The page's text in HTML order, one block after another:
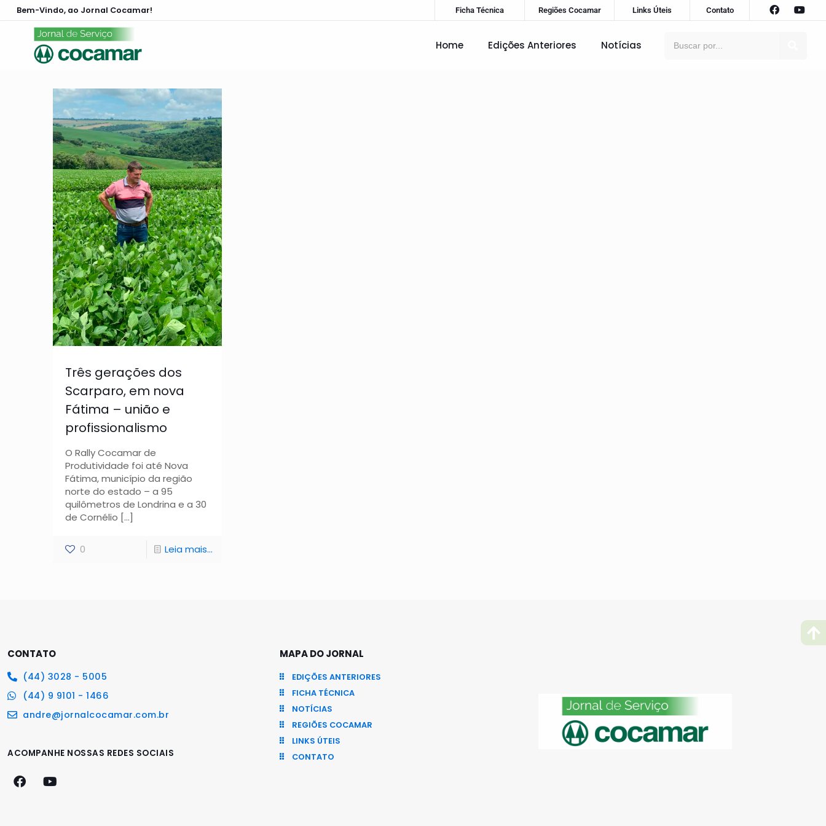
Bem-Vindo, ao Jornal Cocamar! Ficha Técnica Regiões Cocamar Links Úteis Contato
Home Edições Anteriores Notícias
Três gerações dos
Scarparo, em nova
Fátima – união e
profissionalismo
O Rally Cocamar de
Produtividade foi até Nova
Fátima, município da região
norte do estado – a 95
quilômetros de Londrina e a 30
de Cornélio […]
0 Leia mais...
CONTATO
(44) 3028 - 5005
(44) 9 9101 - 1466
andre@jornalcocamar.com.br
ACOMPANHE NOSSAS REDES SOCIAIS
MAPA DO JORNAL
EDIÇÕES ANTERIORES
FICHA TÉCNICA
NOTÍCIAS
REGIÕES COCAMAR
LINKS ÚTEIS
CONTATO